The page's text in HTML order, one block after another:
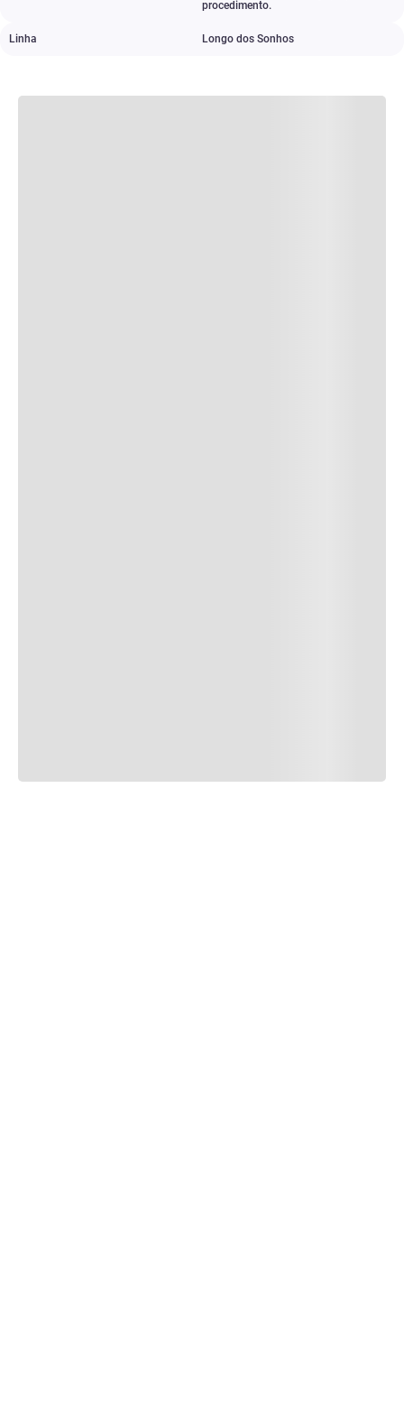
procedimento.
Linha Longo dos Sonhos